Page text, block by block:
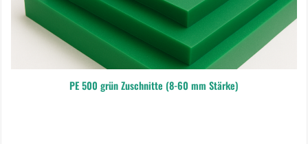
PE 500 grün Zuschnitte (8-60 mm Stärke)